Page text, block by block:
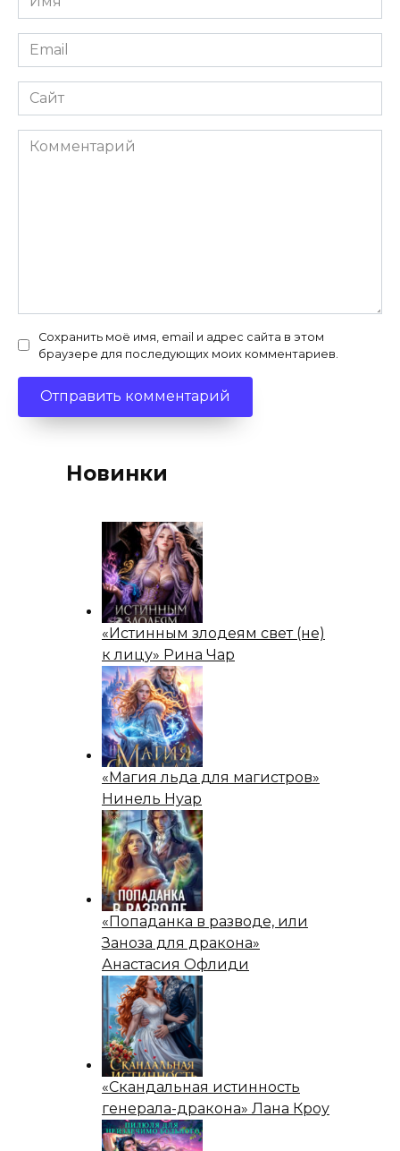
*
Email
*
Сайт
Комментарий
Сохранить моё имя, email и адрес сайта в этом
браузере для последующих моих комментариев.
Новинки
«Истинным злодеям свет (не)
к лицу» Рина Чар
«Магия льда для магистров»
Нинель Нуар
«Попаданка в разводе, или
Заноза для дракона»
Анастасия Офлиди
«Скандальная истинность
генерала-дракона» Лана Кроу